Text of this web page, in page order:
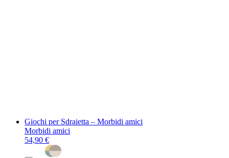
Giochi per Sdraietta – Morbidi amici
Morbidi amici
54,90 €